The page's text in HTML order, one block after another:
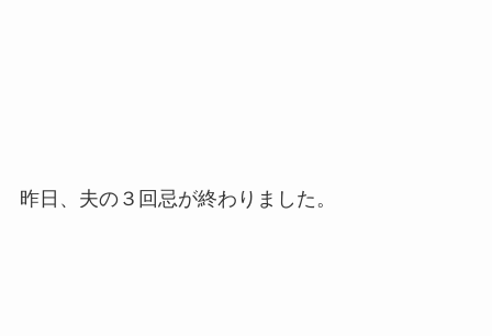
昨日、夫の３回忌が終わりました。